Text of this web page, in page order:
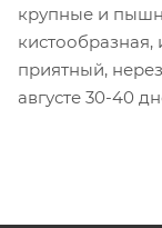
крупные и
приятный,
августе 30-40